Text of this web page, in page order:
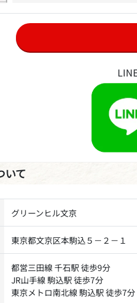
いて
グリーンヒル文京
東京都文京区本駒込５－２－１
都営三田線 千石駅 徒歩9分
JR山手線 駒込駅 徒歩7分
東京メトロ南北線 駒込駅 徒歩7分